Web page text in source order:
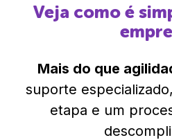
Veja como é
Mais do que
suporte
etapa e um